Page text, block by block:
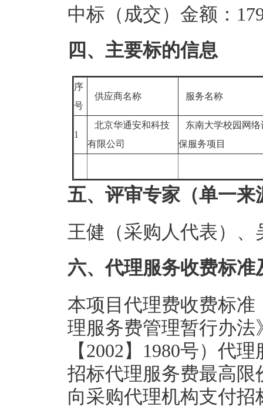
中标（成交）金额：
四、主要标的信息
序
号
供应商名称 服务名称
1
北京华通安和科技
有限公司
东南大学校园网络
保服务项目
五、评审专家（单一
王健（采购人代表）
六、代理服务收费标准
本项目代理费收费标
理服务费管理暂行办
【2002】1980号）代
招标代理服务费最高限
向采购代理机构支付招